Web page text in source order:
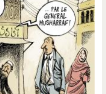
Un monde de foot